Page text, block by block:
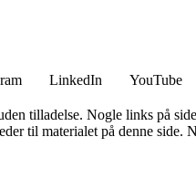
LinkedIn YouTube
tilladelse. Nogle links på
til materialet på denne